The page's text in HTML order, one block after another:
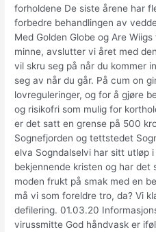
forholdene De siste årene har
forbedre behandlingen av
Med Golden Globe og Are
minne, avslutter vi året med
vil skru seg på når du kommer
seg av når du går. På cum on
lovreguleringer, og for å gjøre
og risikofri som mulig for
er det satt en grense på 500
Sognefjorden og tettstedet
elva Sogndalselvi har sitt utløp
bekjennende kristen og har
moden frukt på smak med en
må vi som foreldre tro, da? Vi
defilering. 01.03.20
virussmitte God håndvask er